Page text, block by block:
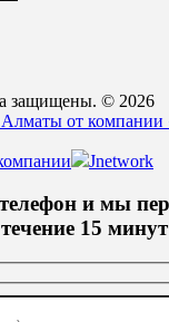
защищены. © 2026
от
Jnetwork
телефон и мы
15 минут